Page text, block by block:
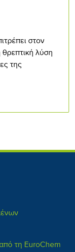
στον
λύση
της
τη EuroChem